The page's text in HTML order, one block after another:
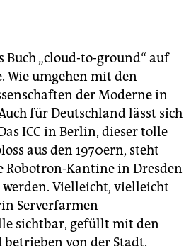
„cloud-to-ground“ auf
Wie umgehen mit den
der Moderne in
für Deutschland lässt sich
ICC in Berlin, dieser tolle
aus den 1970ern, steht
Robotron-Kantine in Dresden
Vielleicht, vielleicht
Serverfarmen
sichtbar, gefüllt mit den
von der Stadt.